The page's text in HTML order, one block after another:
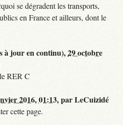
se dégradent les transports,
en France et ailleurs, dont le
à jour en continu),29 octobre
RER C
2016, 01:13,parLeCuizidé
cette page.